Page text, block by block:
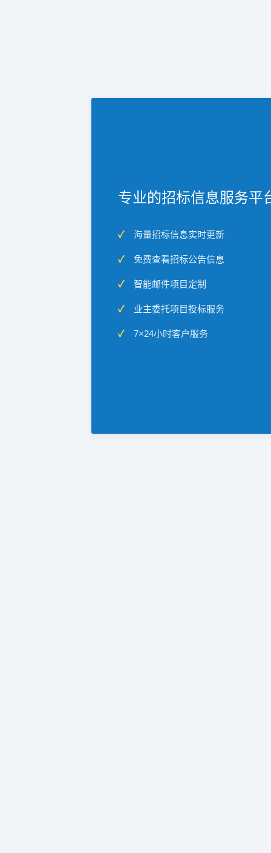
专业的招标信息服务平
海量招标信息实时更新
免费查看招标公告信息
智能邮件项目定制
业主委托项目投标服务
7×24小时客户服务